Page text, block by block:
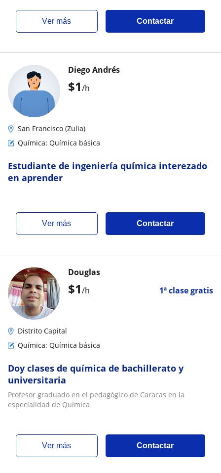
ver más Contactar
$1/h
Diego Andrés
San Francisco (Zulia)
Química: Química básica
Estudiante de ingeniería química interezado
en aprender
ver más Contactar
$1/h 1ª clase gratis
Douglas
Distrito Capital
Química: Química básica
Doy clases de química de bachillerato y
universitaria
Profesor graduado en el pedagógico de Caracas en la
especialidad de Química
ver más Contactar